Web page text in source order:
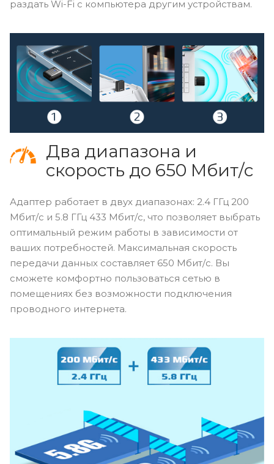
раздать Wi-Fi с компьютера другим устройствам.
Два диапазона и
скорость до 650 Мбит/с
Адаптер работает в двух диапазонах: 2.4 ГГц 200
Мбит/с и 5.8 ГГц 433 Мбит/с, что позволяет выбрать
оптимальный режим работы в зависимости от
ваших потребностей. Максимальная скорость
передачи данных составляет 650 Мбит/с. Вы
сможете комфортно пользоваться сетью в
помещениях без возможности подключения
проводного интернета.